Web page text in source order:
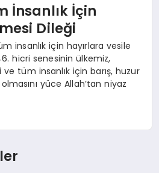
İnsanlık İçin
Dileği
insanlık için hayırlara vesile
hicri senesinin ülkemiz,
tüm insanlık için barış, huzur
yüce Allah’tan niyaz